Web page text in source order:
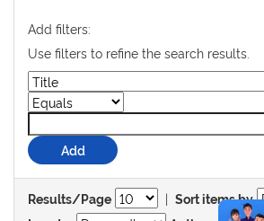
Add filters:
Use filters to refine the search results.
Results/Page | Sort items by